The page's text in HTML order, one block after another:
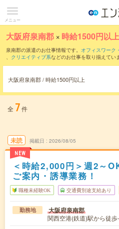
メニュー
大阪府泉南郡 × 時給1500円以上
泉南郡の派遣のお仕事情報です。 オフィスワーク
、 クリエイティブ系などのお仕事を取り揃えてい
大阪府泉南郡 / 時給1500円以上
全 7件
未読
NEW
掲載日 2026/08/05
＜時給2,000円＞週2～
ご案内・誘導業務！
職種未経験OK 交通費別途支給あり
勤務地 大阪府泉南郡
関西空港(鉄道)駅から徒